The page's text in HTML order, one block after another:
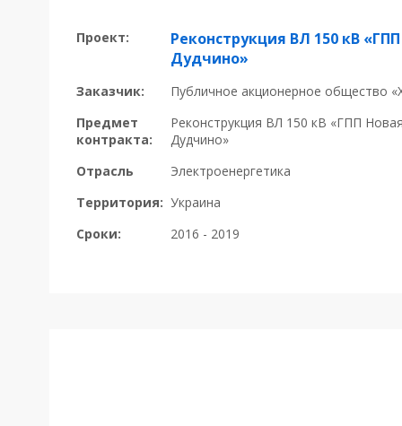
Проект:
Реконструкция ВЛ 150 кВ
Дудчино»
Заказчик:
Публичное акционерное общество
Предмет
контракта:
Реконструкция ВЛ 150 кВ «ГПП
Дудчино»
Отрасль
Электроенергетика
Территория: Украина
Сроки:
2016 - 2019